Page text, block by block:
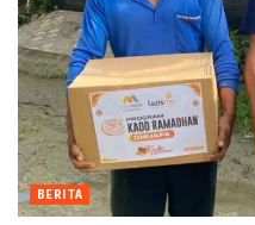
BERITA